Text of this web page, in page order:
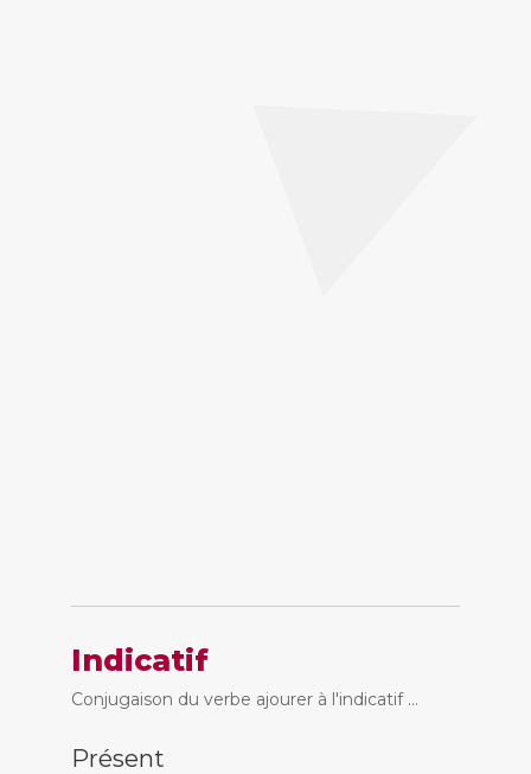
Indicatif
Conjugaison du verbe ajourer à l'indicatif ...
Présent